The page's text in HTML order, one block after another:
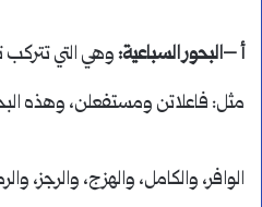
أ –البحور السباعية:وهي التي
مثل: فاعلاتن ومستفعلن، وهذه
الوافر، والكامل، والهزج، والرجز،